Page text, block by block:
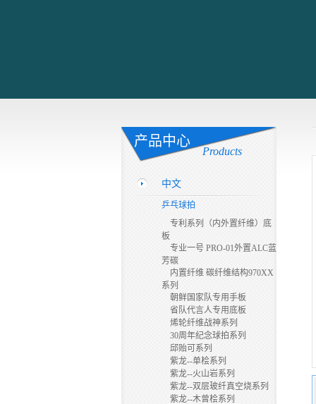
产品中心
Products
中文
乒乓球拍
专利系列（内外置纤维）底
板
专业一号 PRO-01外置ALC蓝
芳碳
内置纤维 碳纤维结构970XX
系列
朝鲜国家队专用手板
省队代言人专用底板
烯轮纤维战神系列
30周年纪念球拍系列
邱贻可系列
紫龙--单桧系列
紫龙--火山岩系列
紫龙--双层玻纤真空烧系列
紫龙--木曾桧系列